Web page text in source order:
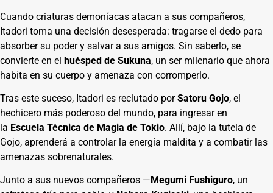
Cuando criaturas demoníacas atacan a sus compañeros,
Itadori toma una decisión desesperada: tragarse el dedo para
absorber su poder y salvar a sus amigos. Sin saberlo, se
convierte en el huésped de Sukuna, un ser milenario que ahora
habita en su cuerpo y amenaza con corromperlo.
Tras este suceso, Itadori es reclutado porSatoru Gojo, el
hechicero más poderoso del mundo, para ingresar en
la Escuela Técnica de Magia de Tokio. Allí, bajo la tutela de
Gojo, aprenderá a controlar la energía maldita y a combatir las
amenazas sobrenaturales.
Junto a sus nuevos compañeros —Megumi Fushiguro, un